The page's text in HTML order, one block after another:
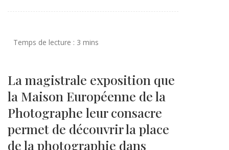
La magistrale exposition que
la Maison Européenne de la
Photographe leur consacre
permet de découvrir la place
de la photographie dans